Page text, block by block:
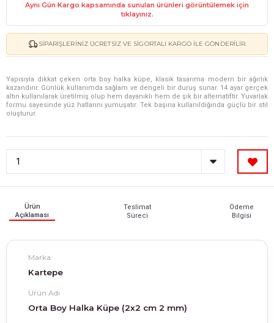
Aynı Gün Kargo kapsamında sunulan ürünleri görüntülemek için
tıklayınız.
SIPARIŞLERINIZ ÜCRETSIZ VE SIGORTALI KARGO ILE GÖNDERILIR.
Yapısıyla dikkat çeken orta boy halka küpe, klasik tasarıma modern bir ağırlık
kazandırır. Günlük kullanımda sağlam ve dengeli bir duruş sunar. 14 ayar gerçek
altın kullanılarak üretilmiş olup hem dayanıklı hem de şık bir alternatiftir. Yuvarlak
formu sayesinde yüz hatlarını yumuşatır. Tek başına kullanıldığında güçlü bir stil
oluşturur.
Ürün
Açıklaması
Teslimat
Süreci
Ödeme
Bilgisi
Marka
Kartepe
Ürün Adı
Orta Boy Halka Küpe (2x2 cm 2 mm)